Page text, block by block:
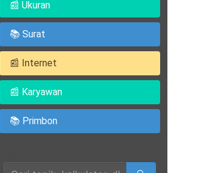
📰 Ukuran
📚 Surat
📰 Internet
📰 Karyawan
📚 Primbon